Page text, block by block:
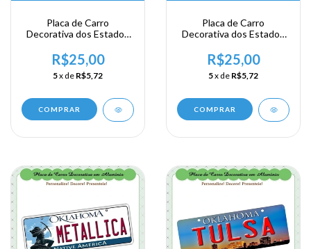
Placa de Carro
Decorativa dos Estados
USA - Area Sul -
Oklahoma - Go Fish
R$25,00
5x de R$5,72
COMPRAR
Placa de Carro
Decorativa dos Estados
USA - Area Sul -
Oklahoma
R$25,00
5x de R$5,72
COMPRAR